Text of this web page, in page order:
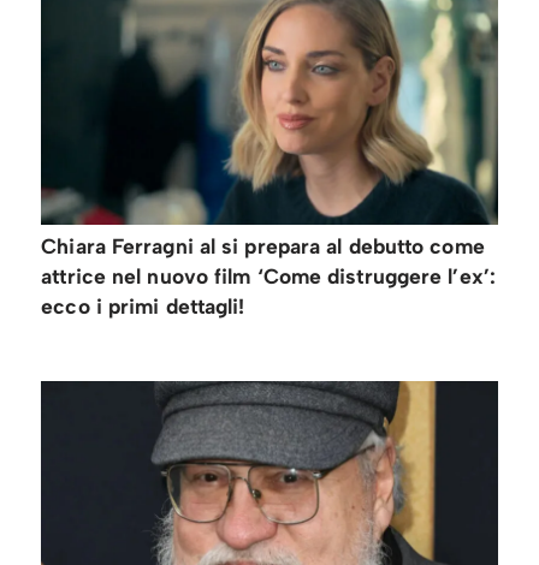
Chiara Ferragni al si prepara al debutto come
attrice nel nuovo film ‘Come distruggere l’ex’:
ecco i primi dettagli!